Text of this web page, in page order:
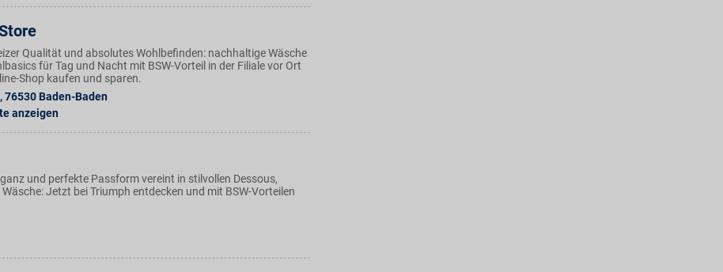
Qualität und absolutes Wohlbefinden: nachhaltige Wäsche
für Tag und Nacht mit BSW-Vorteil in der Filiale vor Ort
Shop kaufen und sparen.
,76530 Baden-Baden
anzeigen
und perfekte Passform vereint in stilvollen Dessous,
Jetzt bei Triumph entdecken und mit BSW-Vorteilen